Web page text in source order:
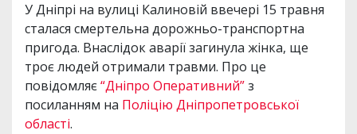
У Дніпрі на вулиці Калиновій ввечері 15 травня
сталася смертельна дорожньо-транспортна
пригода. Внаслідок аварії загинула жінка, ще
троє людей отримали травми. Про це
повідомляє“Дніпро Оперативний”з
посиланням на Поліцію Дніпропетровської
області.